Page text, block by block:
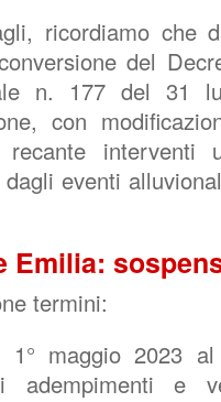
ricordiamo che
del
n. 177 del 31
con
interventi
dagli eventi
Emilia:
termini:
1° maggio 2023
adempimenti e